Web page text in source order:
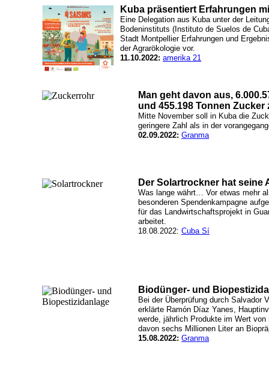
Kuba präsentiert Erfahrungen
Eine Delegation aus Kuba unter der
Bodeninstituts (Instituto de Suelos de
Stadt Montpellier Erfahrungen und
der Agrarökologie vor.
11.10.2022: amerika 21
Man geht davon aus,
und 455.198 Tonnen Zucker
Mitte November soll in Kuba die
geringere Zahl als in der
02.09.2022: Granma
Der Solartrockner hat seine
Was lange währt… Vor etwas mehr
besonderen Spendenkampagne
für das Landwirtschaftsprojekt in
arbeitet.
18.08.2022: Cuba Sí
Biodünger- und
Bei der Überprüfung durch Salvador
erklärte Ramón Díaz Yanes,
werde, jährlich Produkte im Wert
davon sechs Millionen Liter an
15.08.2022: Granma